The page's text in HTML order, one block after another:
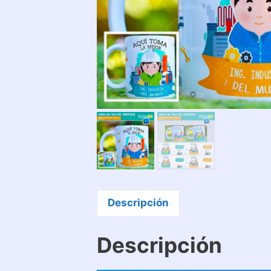
Descripción
Descripción